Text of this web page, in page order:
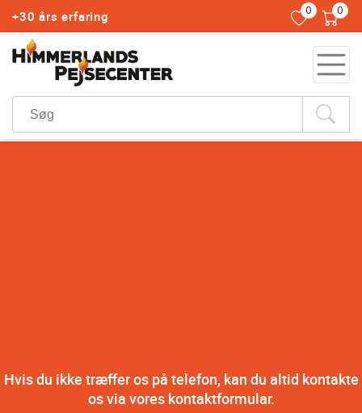
+30 års erfaring
0 0
Hvis du ikke træffer os på telefon, kan du altid kontakte
os via vores kontaktformular.